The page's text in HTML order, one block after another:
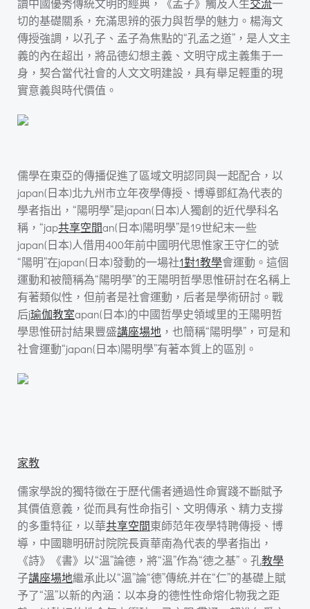
讀中國優秀傳統文明的經典，《孟子》觸及人生交流一
切的基礎關系，充滿思辨的張力與哲學的魅力。楊海文
傳授強調，以孔子、孟子為焦點的“孔孟之道”，是人文主
義的內在超出，將品德幻想主義、文明守成主義集于一
身，契合當代社會的人文文明建設，具有舉足輕重的現
實意義與時代價值。
儒學在東亞的傳播促進了區域文明認同與一起配合，以
japan(日本)北九州市立年夜學傳授、博導鄧紅為代表的
學者指出，“陽明學”是japan(日本)人獨創的近代學科名
稱，“jap共享空間an(日本)陽明學”是19世紀末一些
japan(日本)人借用400年前中國明代思惟家王守仁的號
“陽明”在japan(日本)發動的一場社1對1教學會運動。這個
運動和被簡稱為“陽明學”的王陽明哲學思惟研討在名稱上
有著類似性，但前者是社會運動，后者是學術研討。戰
后j瑜伽教室apan(日本)的中國哲學史領域里的王陽明哲
學思惟研討結果豐盛講座場地 ，也簡稱“陽明學”，可是和
社會運動“japan(日本)陽明學”有著本質上的區別。
家教
儒家學說的獨特徵在于歷代儒者通過性命實踐不斷賦予
其價值意義，從而具有性命指引、文明傳承、精力支撐
的多重特征，以華共享空間東師范年夜學特聘傳授、博
導，中國聰明研討院院長貢華南為代表的學者指出，
《詩》《書》以“溫”論德，將“溫”作為“德之基”。孔教學
子講座場地繼承此以“溫”論“德”傳統,并在“仁”的基礎上賦
予了“溫”以新的內涵：以本身的德性性命熔化物我之距